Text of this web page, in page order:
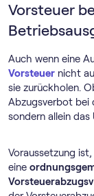
Vorsteuer
Auch wenn eine
Vorsteuer nicht
sie zurückholen.
Abzugsverbot bei
sondern allein
Voraussetzung
eine